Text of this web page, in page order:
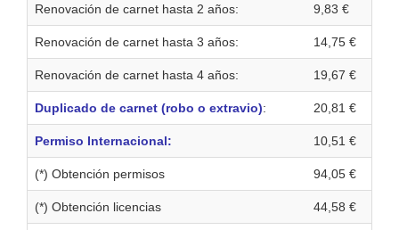
Renovación de carnet hasta 2 años: 9,83 €
Renovación de carnet hasta 3 años: 14,75 €
Renovación de carnet hasta 4 años: 19,67 €
Duplicado de carnet (robo o extravio): 20,81 €
Permiso Internacional: 10,51 €
(*) Obtención permisos 94,05 €
(*) Obtención licencias 44,58 €